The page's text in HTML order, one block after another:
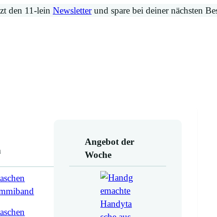
den 11-lein Newsletterund spare bei deiner nächsten
Angebot der
Woche